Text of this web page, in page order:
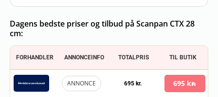
Dagens bedste priser og tilbud på Scanpan CTX 28
cm:
FORHANDLER ANNONCEINFO TOTALPRIS TIL BUTIK
ANNONCE 695 kr. 695 kr.